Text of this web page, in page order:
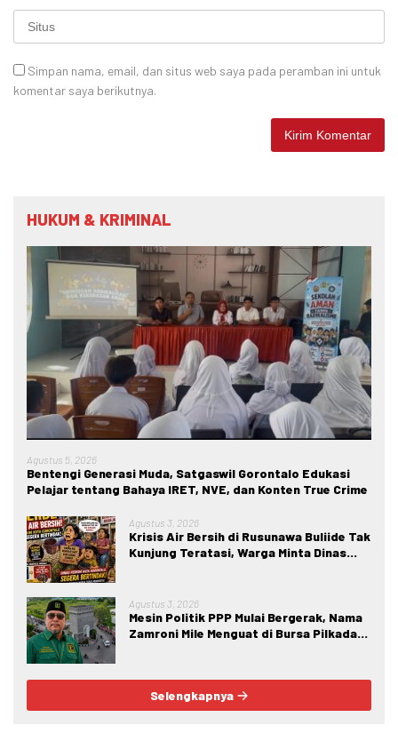
Simpan nama, email, dan situs web saya pada peramban ini untuk
komentar saya berikutnya.
HUKUM & KRIMINAL
Agustus 5, 2026
Bentengi Generasi Muda, Satgaswil Gorontalo Edukasi
Pelajar tentang Bahaya IRET, NVE, dan Konten True Crime
Agustus 3, 2026
Krisis Air Bersih di Rusunawa Buliide Tak
Kunjung Teratasi, Warga Minta Dinas
Agustus 3, 2026
Mesin Politik PPP Mulai Bergerak, Nama
Zamroni Mile Menguat di Bursa Pilkada
Selengkapnya